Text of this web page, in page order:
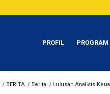
PROFIL PROGRAM
/ BERITA / Berita / Lulusan Analisis